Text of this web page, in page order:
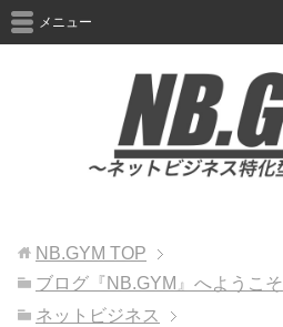
メニュー
NB.GYM TOP
ブログ『NB.GYM』へようこそ
ネットビジネス